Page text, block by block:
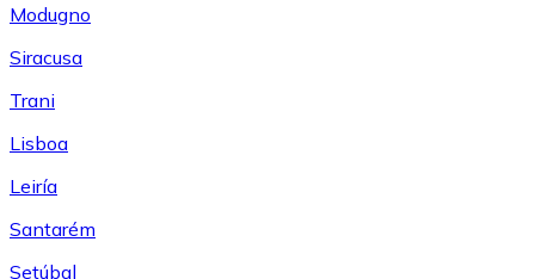
Modugno
Siracusa
Trani
Lisboa
Leiría
Santarém
Setúbal